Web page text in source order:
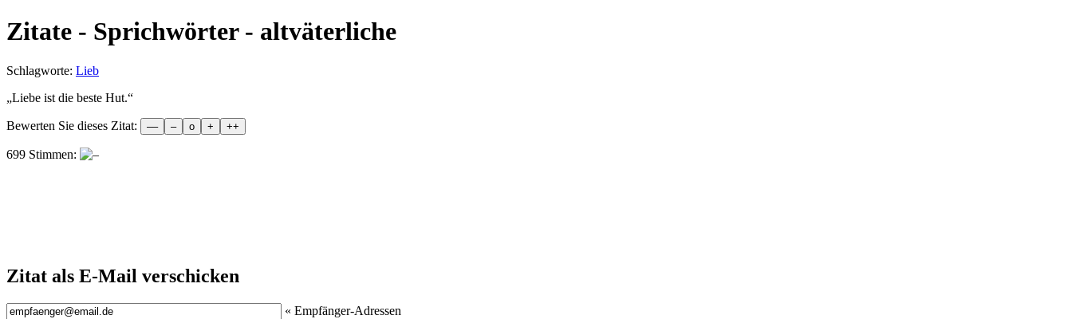
Zitate - Sprichwörter - altväterliche
Schlagworte: Lieb
„Liebe ist die beste Hut.“
Bewerten Sie dieses Zitat:
699 Stimmen:
Zitat als E-Mail verschicken
« Empfänger-Adressen